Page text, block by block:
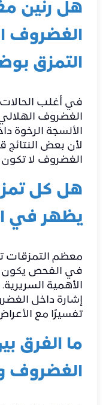
هل رنين
الغضروف
التمزق
في أغلب
الغضروف
الأنسجة الرخوة
لأن بعض النتائج
الغضروف لا تكون
هل كل
يظهر في
معظم التمزقات
في الفحص يكون
الأهمية
إشارة داخل
تفسيرًا مع
ما الفرق
الغضروف